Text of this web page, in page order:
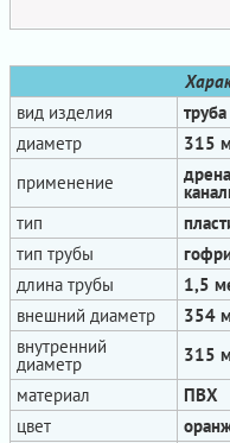
вид изделия
диаметр
315
применение
тип
тип трубы
длина трубы
1,5
внешний диаметр
354
внутренний
диаметр
315
материал
ПВХ
цвет